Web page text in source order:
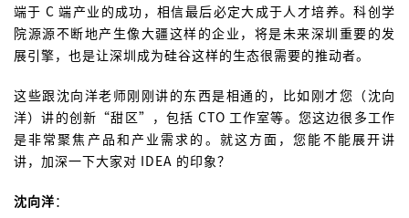
端于 C 端产业的成功，相信最后必定大成于人才培养。科创学
院源源不断地产生像大疆这样的企业，将是未来深圳重要的发
展引擎，也是让深圳成为硅谷这样的生态很需要的推动者。
这些跟沈向洋老师刚刚讲的东西是相通的，比如刚才您（沈向
洋）讲的创新“甜区”，包括 CTO 工作室等。您这边很多工作
是非常聚焦产品和产业需求的。就这方面，您能不能展开讲
讲，加深一下大家对 IDEA 的印象？
沈向洋：